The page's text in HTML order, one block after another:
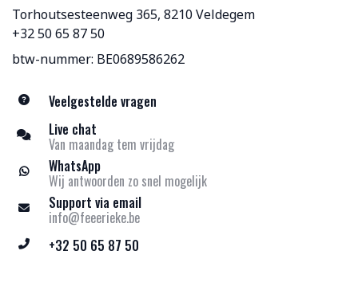
Torhoutsesteenweg 365, 8210 Veldegem
+32 50 65 87 50
btw-nummer: BE0689586262
Veelgestelde vragen
Live chat
Van maandag tem vrijdag
WhatsApp
Wij antwoorden zo snel mogelijk
Support via email
info@feeerieke.be
+32 50 65 87 50